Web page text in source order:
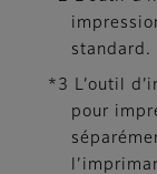
standard.
*3 L’outil
pour